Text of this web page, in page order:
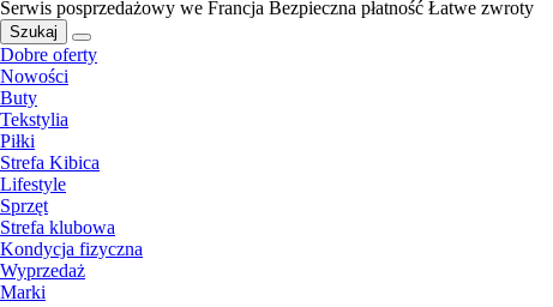
Serwis posprzedażowy we Francja Bezpieczna płatność Łatwe zwroty
Szukaj
Dobre oferty
Nowości
Buty
Tekstylia
Piłki
Strefa Kibica
Lifestyle
Sprzęt
Strefa klubowa
Kondycja fizyczna
Wyprzedaż
Marki